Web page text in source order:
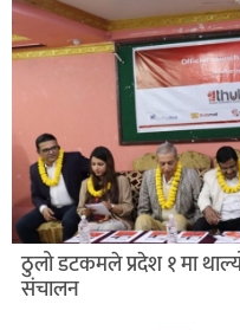
ठुलो डटकमले प्रदेश १ मा
संचालन